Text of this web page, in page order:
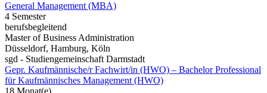
General Management (MBA)
4 Semester
berufsbegleitend
Master of Business Administration
Düsseldorf, Hamburg, Köln
sgd - Studiengemeinschaft Darmstadt
Gepr. Kaufmännische/r Fachwirt/in (HWO) – Bachelor Professional
für Kaufmännisches Management (HWO)